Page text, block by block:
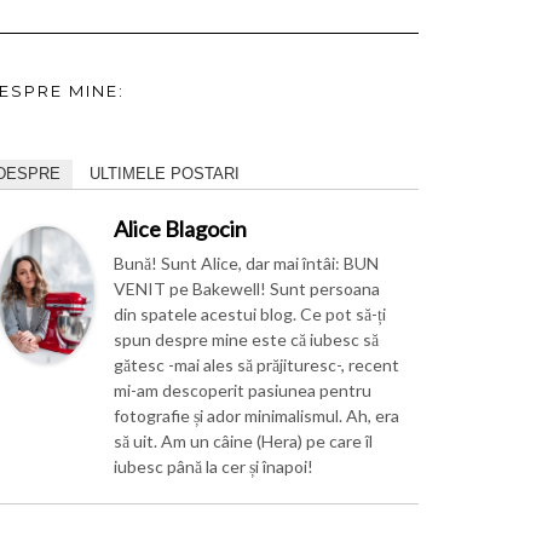
MINE:
ULTIMELE POSTARI
Alice Blagocin
Bună! Sunt Alice, dar mai întâi: BUN
VENIT pe Bakewell! Sunt persoana
din spatele acestui blog. Ce pot să-ți
spun despre mine este că iubesc să
gătesc -mai ales să prăjituresc-, recent
mi-am descoperit pasiunea pentru
fotografie și ador minimalismul. Ah, era
să uit. Am un câine (Hera) pe care îl
iubesc până la cer și înapoi!